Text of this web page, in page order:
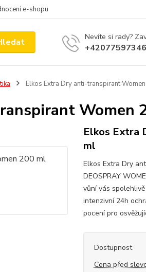
e-shopu
Nevíte si rady?
Elkos Extra Dry anti-transpirant
Women
Elkos Extra
ml
Elkos Extra Dry
DEOSPRAY
vůní vás
intenzivní 24h
pocení pro
Dostupnost
Cena před